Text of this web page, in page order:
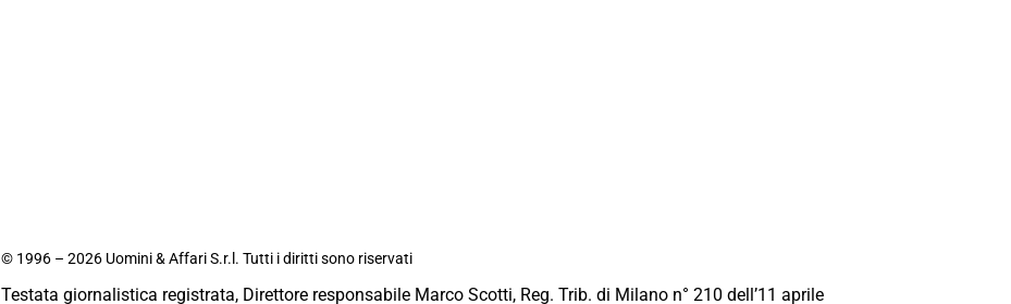
© 1996 – 2026 Uomini & Affari S.r.l. Tutti i diritti sono riservati
Testata giornalistica registrata, Direttore responsabile Marco Scotti, Reg. Trib. di Milano n° 210 dell’11 aprile